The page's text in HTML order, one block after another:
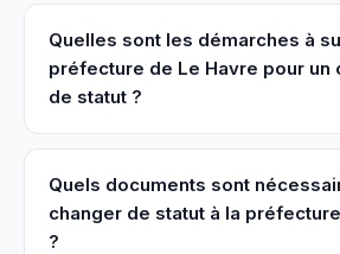
Quelles sont les démarches à
préfecture de Le Havre pour un
de statut ?
Quels documents sont
changer de statut à la
?